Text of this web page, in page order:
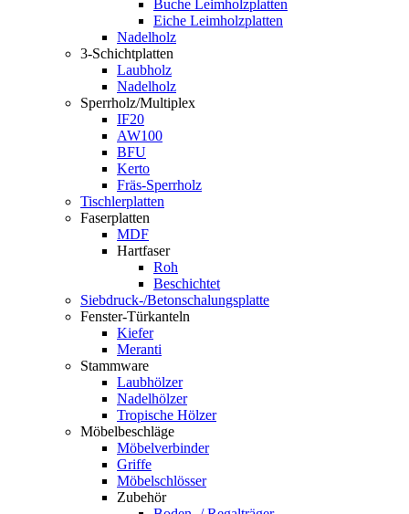
Buche Leimholzplatten
Eiche Leimholzplatten
Nadelholz
3-Schichtplatten
Laubholz
Nadelholz
Sperrholz/Multiplex
IF20
AW100
BFU
Kerto
Fräs-Sperrholz
Tischlerplatten
Faserplatten
MDF
Hartfaser
Roh
Beschichtet
Siebdruck-/Betonschalungsplatte
Fenster-Türkanteln
Kiefer
Meranti
Stammware
Laubhölzer
Nadelhölzer
Tropische Hölzer
Möbelbeschläge
Möbelverbinder
Griffe
Möbelschlösser
Zubehör